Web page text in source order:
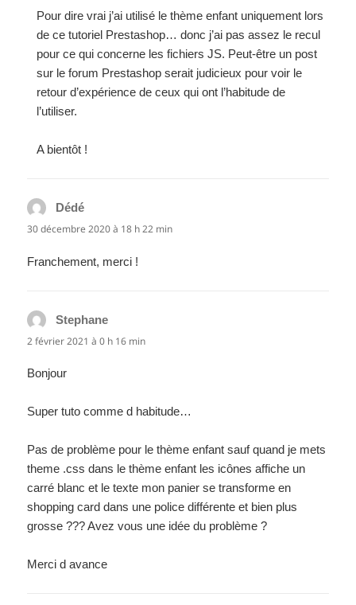
Pour dire vrai j’ai utilisé le thème enfant uniquement lors
de ce tutoriel Prestashop… donc j’ai pas assez le recul
pour ce qui concerne les fichiers JS. Peut-être un post
sur le forum Prestashop serait judicieux pour voir le
retour d’expérience de ceux qui ont l’habitude de
l’utiliser.
A bientôt !
Dédé
30 décembre 2020 à 18 h 22 min
Franchement, merci !
Stephane
2 février 2021 à 0 h 16 min
Bonjour
Super tuto comme d habitude…
Pas de problème pour le thème enfant sauf quand je mets
theme .css dans le thème enfant les icônes affiche un
carré blanc et le texte mon panier se transforme en
shopping card dans une police différente et bien plus
grosse ??? Avez vous une idée du problème ?
Merci d avance